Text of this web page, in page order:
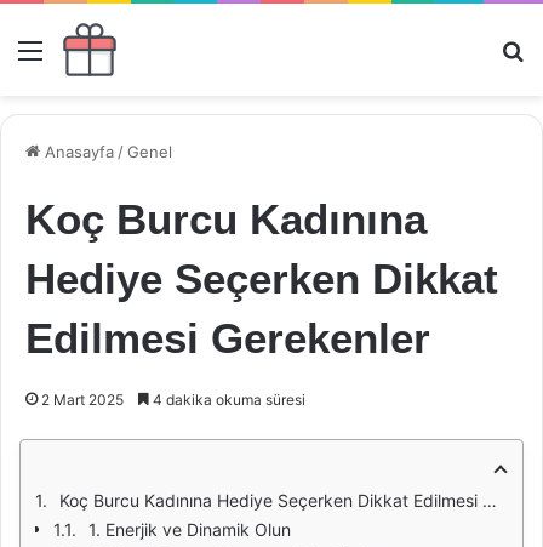
Menü
Anasayfa /Genel
Koç Burcu Kadınına
Hediye Seçerken Dikkat
Edilmesi Gerekenler
2 Mart 2025 4 dakika okuma süresi
Koç Burcu Kadınına Hediye Seçerken Dikkat Edilmesi Gerekenler
1. Enerjik ve Dinamik Olun